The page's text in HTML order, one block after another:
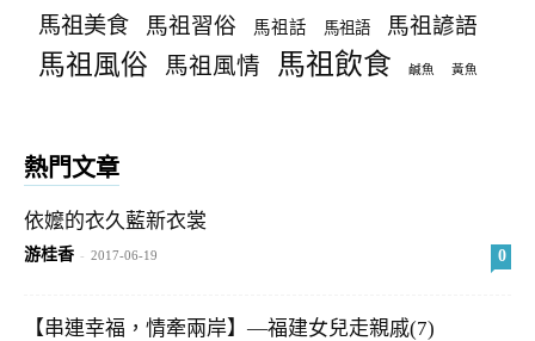
馬祖美食 馬祖習俗 馬祖話 馬祖語 馬祖諺語
馬祖風俗 馬祖風情 馬祖飲食 鹹魚 黃魚
熱門文章
依嬤的衣久藍新衣裳
游桂香 - 2017-06-19 0
【串連幸福，情牽兩岸】—福建女兒走親戚(7)